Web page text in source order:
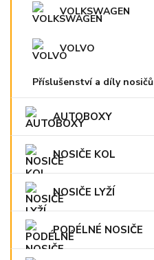
VOLKSWAGEN
VOLVO
Příslušenství a díly nosičů
AUTOBOXY
NOSIČE KOL
NOSIČE LYŽÍ
PODÉLNÉ NOSIČE